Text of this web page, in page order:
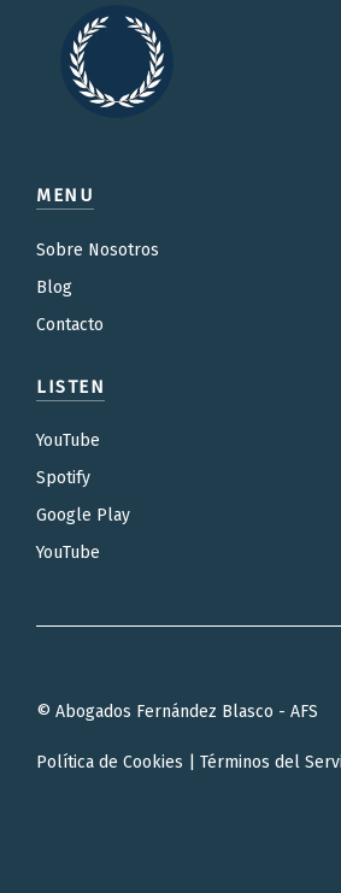
MENU
Sobre Nosotros
Blog
Contacto
LISTEN
YouTube
Spotify
Google Play
YouTube
© Abogados Fernández Blasco - AFS
Política de Cookies Términos del